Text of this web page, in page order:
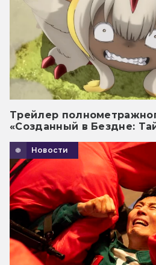
Трейлер
«Созданный в Бездне:
Новости